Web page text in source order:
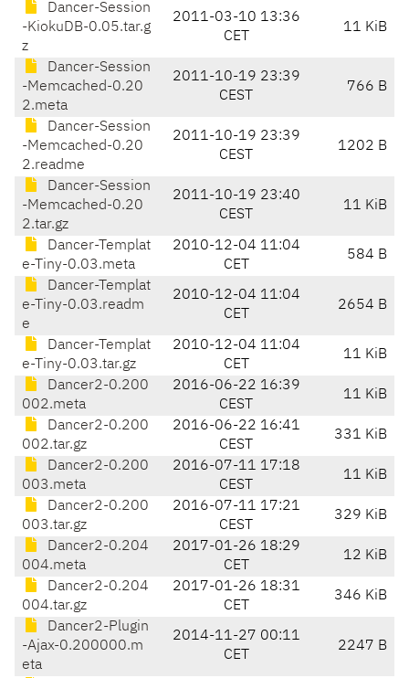
Dancer-Session
-KiokuDB-0.05.tar.g
z
2011-03-10 13:36
CET
11 KiB
Dancer-Session
-Memcached-0.20
2.meta
2011-10-19 23:39
CEST
766 B
Dancer-Session
-Memcached-0.20
2.readme
2011-10-19 23:39
CEST
1202 B
Dancer-Session
-Memcached-0.20
2.tar.gz
2011-10-19 23:40
CEST
11 KiB
Dancer-Templat
e-Tiny-0.03.meta
2010-12-04 11:04
CET
584 B
Dancer-Templat
e-Tiny-0.03.readm
e
2010-12-04 11:04
CET
2654 B
Dancer-Templat
e-Tiny-0.03.tar.gz
2010-12-04 11:04
CET
11 KiB
Dancer2-0.200
002.meta
2016-06-22 16:39
CEST
11 KiB
Dancer2-0.200
002.tar.gz
2016-06-22 16:41
CEST
331 KiB
Dancer2-0.200
003.meta
2016-07-11 17:18
CEST
11 KiB
Dancer2-0.200
003.tar.gz
2016-07-11 17:21
CEST
329 KiB
Dancer2-0.204
004.meta
2017-01-26 18:29
CET
12 KiB
Dancer2-0.204
004.tar.gz
2017-01-26 18:31
CET
346 KiB
Dancer2-Plugin
-Ajax-0.200000.m
eta
2014-11-27 00:11
CET
2247 B